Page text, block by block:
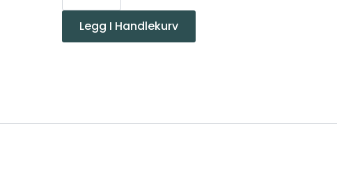
12W
3000K
1100Lm
Legg I Handlekurv